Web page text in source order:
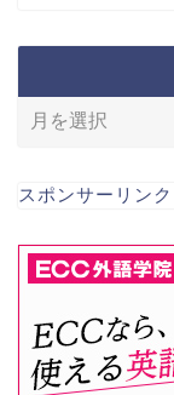
スポンサーリンク